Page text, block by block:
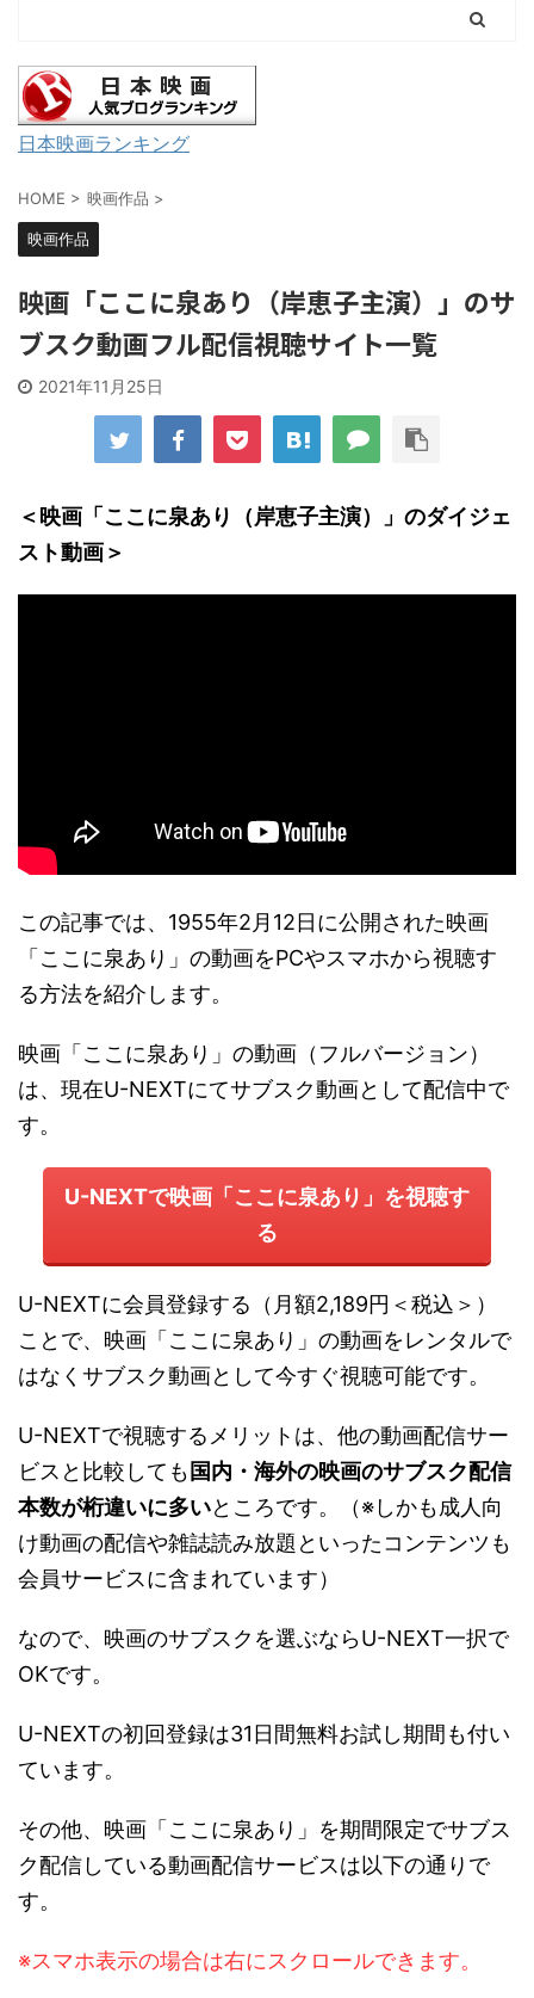
日本映画ランキング
HOME > 映画作品 >
映画作品
映画「ここに泉あり（岸恵子主演）」のサ
ブスク動画フル配信視聴サイト一覧
2021年11月25日
＜映画「ここに泉あり（岸恵子主演）」のダイジェ
スト動画＞
この記事では、1955年2月12日に公開された映画
「ここに泉あり」の動画をPCやスマホから視聴す
る方法を紹介します。
映画「ここに泉あり」の動画（フルバージョン）
は、現在U-NEXTにてサブスク動画として配信中で
す。
U-NEXTで映画「ここに泉あり」を視聴す
る
U-NEXTに会員登録する（月額2,189円＜税込＞）
ことで、映画「ここに泉あり」の動画をレンタルで
はなくサブスク動画として今すぐ視聴可能です。
U-NEXTで視聴するメリットは、他の動画配信サー
ビスと比較しても国内・海外の映画のサブスク配信
本数が桁違いに多いところです。（※しかも成人向
け動画の配信や雑誌読み放題といったコンテンツも
会員サービスに含まれています）
なので、映画のサブスクを選ぶならU-NEXT一択で
OKです。
U-NEXTの初回登録は31日間無料お試し期間も付い
ています。
その他、映画「ここに泉あり」を期間限定でサブス
ク配信している動画配信サービスは以下の通りで
す。
※スマホ表示の場合は右にスクロールできます。